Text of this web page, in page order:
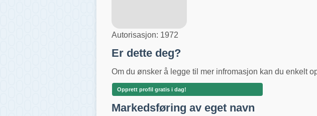
Autorisasjon: 1972
Er dette deg?
Om du ønsker å legge til mer infromasjon kan du enkelt
Opprett profil gratis i dag!
Markedsføring av eget navn